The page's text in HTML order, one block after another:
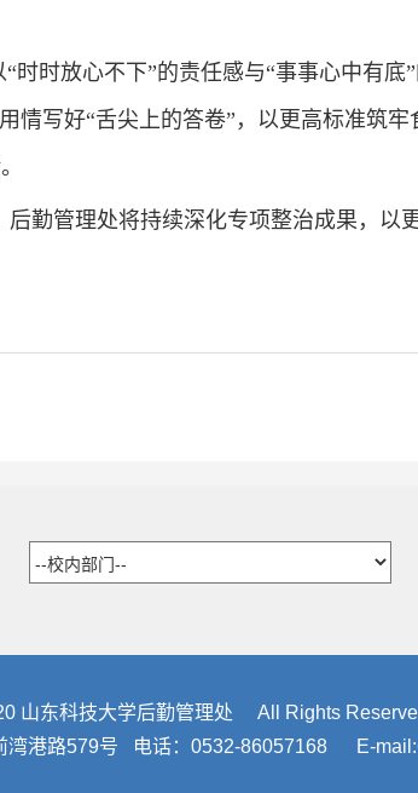
时放心不下”的责任感与“事事心中有
情写好“舌尖上的答卷”，以更高标准筑
勤管理处将持续深化专项整治成果，以
山东科技大学后勤管理处 All Rights
湾港路579号 电话：0532-86057168 E-